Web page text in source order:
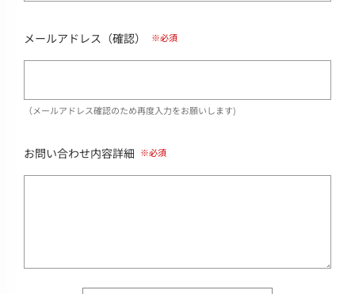
メールアドレス（確認）
（メールアドレス確認のため再度入力をお願いします)
お問い合わせ内容詳細